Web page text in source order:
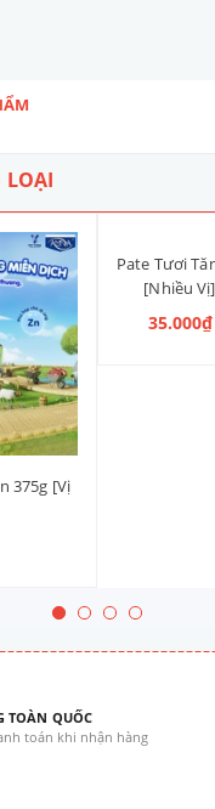
LOẠI
375g [Vị
Pate Tươi
[Nhiều
TOÀN QUỐC
toán khi nhận hàng